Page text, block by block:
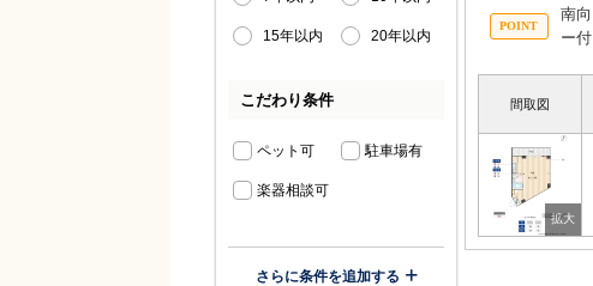
南
ー
間取図
15年以内 20年以内
こだわり条件
ペット可 駐車場有
楽器相談可
さらに条件を追加する